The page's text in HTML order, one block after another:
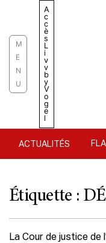
M
E
N
U
A
c
c
è
s
L
i
v
v
b
y
V
o
g
e
l
ACTUALITÉS
Étiquette :
La Cour de justice de